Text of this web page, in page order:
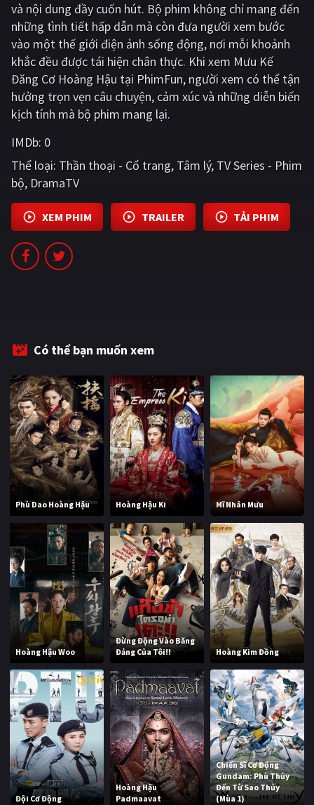
Viễn Tây Tiểu sử
GameShow DramaTV
QUỐC GIA
Âu - Mỹ Trung Quốc - Hồng Kông
Hàn Quốc
Ấn Độ Việt Nam
Tổng hợp
CẬP NHẬT
PHIM MỚI
PHIM CHIẾU RẠP
TUYỂN TẬP PHIM
BLOG
và nội dung đầy cuốn hút. Bộ phim không chỉ mang đến
những tình tiết hấp dẫn mà còn đưa người xem bước
vào một thế giới điện ảnh sống động, nơi mỗi khoảnh
khắc đều được tái hiện chân thực. Khi xem Mưu Kế
Đăng Cơ Hoàng Hậu tại PhimFun, người xem có thể tận
hưởng trọn vẹn câu chuyện, cảm xúc và những diễn biến
kịch tính mà bộ phim mang lại.
IMDb: 0
Thể loại: Thần thoại - Cổ trang Tâm lý TV Series - Phim
bộ DramaTV
XEM PHIM TRAILER TẢI PHIM
Có thể bạn muốn xem
Phù Dao Hoàng Hậu Hoàng Hậu Ki Mĩ Nhân Mưu
Hoàng Hậu Woo
Đừng Động Vào Băng
Đảng Của Tôi!!
Hoàng Kim Đồng
Đội Cơ Động
Hoàng Hậu
Padmaavat
Chiến Sĩ Cơ Động
Gundam: Phù Thủy
Đến Từ Sao Thủy
(Mùa 1)